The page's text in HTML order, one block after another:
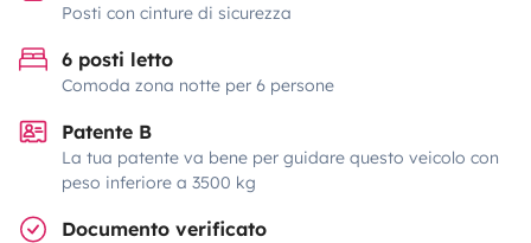
Posti con cinture di sicurezza
6 posti letto
Comoda zona notte per 6 persone
Patente B
La tua patente va bene per guidare questo veicolo con
peso inferiore a 3500 kg
Documento verificato